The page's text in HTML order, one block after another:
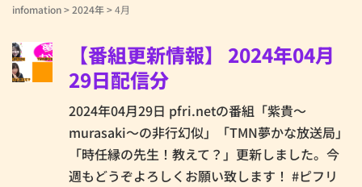
infomation>2024年>4月
【番組更新情報】 2024年04月
29日配信分
2024年04月29日 pfri.netの番組「紫貴～
murasaki～の非行幻似」「TMN夢かな放送局」
「時任縁の先生！教えて？」更新しました。今
週もどうぞよろしくお願い致します！ #ピフリ